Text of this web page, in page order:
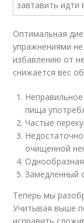
Оптимальная
упражнениями
избавлению от
снижается вес
пища
Частые
очищенной
Замедленный
Теперь мы
Учитывая выше